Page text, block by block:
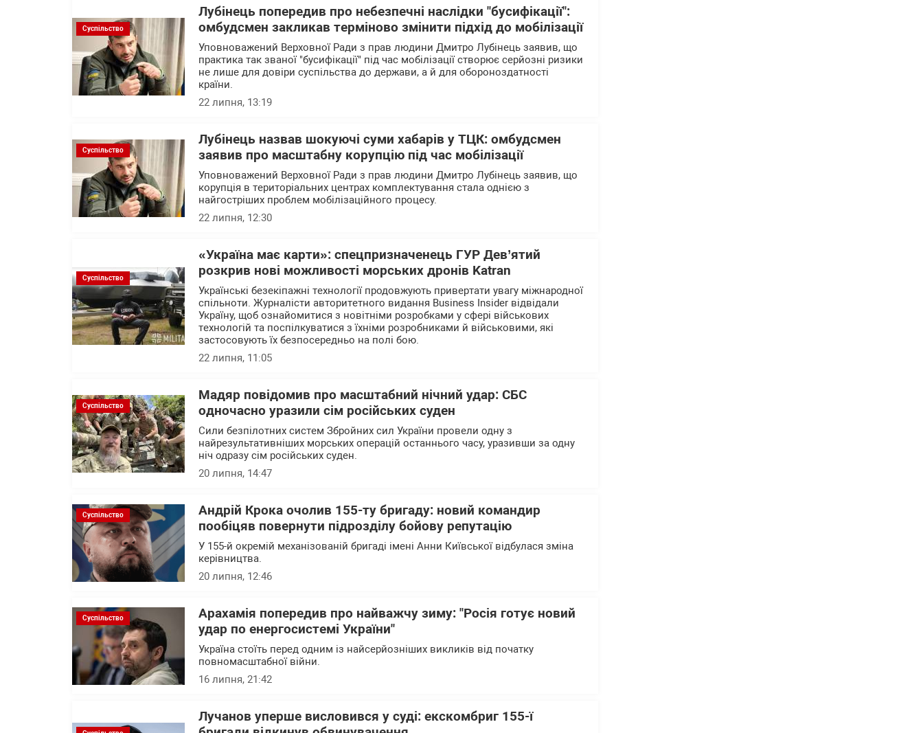
Суспільство
Лубінець попередив про небезпечні наслідки "бусифікації":
омбудсмен закликав терміново змінити підхід до мобілізації
Уповноважений Верховної Ради з прав людини Дмитро Лубінець заявив, що
практика так званої "бусифікації" під час мобілізації створює серйозні ризики
не лише для довіри суспільства до держави, а й для обороноздатності
країни.
22 липня, 13:19
Суспільство
Лубінець назвав шокуючі суми хабарів у ТЦК: омбудсмен
заявив про масштабну корупцію під час мобілізації
Уповноважений Верховної Ради з прав людини Дмитро Лубінець заявив, що
корупція в територіальних центрах комплектування стала однією з
найгостріших проблем мобілізаційного процесу.
22 липня, 12:30
Суспільство
«Україна має карти»: спецпризначенець ГУР Дев’ятий
розкрив нові можливості морських дронів Katran
Українські безекіпажні технології продовжують привертати увагу міжнародної
спільноти. Журналісти авторитетного видання Business Insider відвідали
Україну, щоб ознайомитися з новітніми розробками у сфері військових
технологій та поспілкуватися з їхніми розробниками й військовими, які
застосовують їх безпосередньо на полі бою.
22 липня, 11:05
Суспільство
Мадяр повідомив про масштабний нічний удар: СБС
одночасно уразили сім російських суден
Сили безпілотних систем Збройних сил України провели одну з
найрезультативніших морських операцій останнього часу, уразивши за одну
ніч одразу сім російських суден.
20 липня, 14:47
Суспільство
Андрій Крока очолив 155-ту бригаду: новий командир
пообіцяв повернути підрозділу бойову репутацію
У 155-й окремій механізованій бригаді імені Анни Київської відбулася зміна
керівництва.
20 липня, 12:46
Суспільство
Арахамія попередив про найважчу зиму: "Росія готує новий
удар по енергосистемі України"
Україна стоїть перед одним із найсерйозніших викликів від початку
повномасштабної війни.
16 липня, 21:42
Лучанов уперше висловився у суді: екскомбриг 155-ї